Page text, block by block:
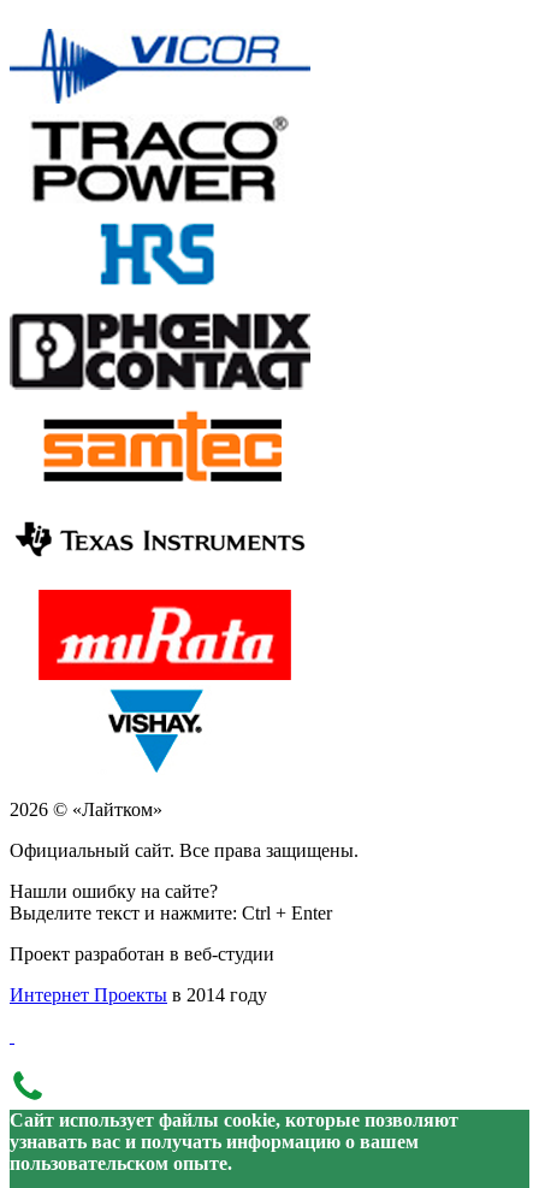
2026 © «Лайтком»
Официальный сайт. Все права защищены.
Нашли ошибку на сайте?
Выделите текст и нажмите: Ctrl + Enter
Проект разработан в веб-студии
Интернет Проекты в 2014 году
Сайт использует файлы cookie, которые позволяют
узнавать вас и получать информацию о вашем
пользовательском опыте.